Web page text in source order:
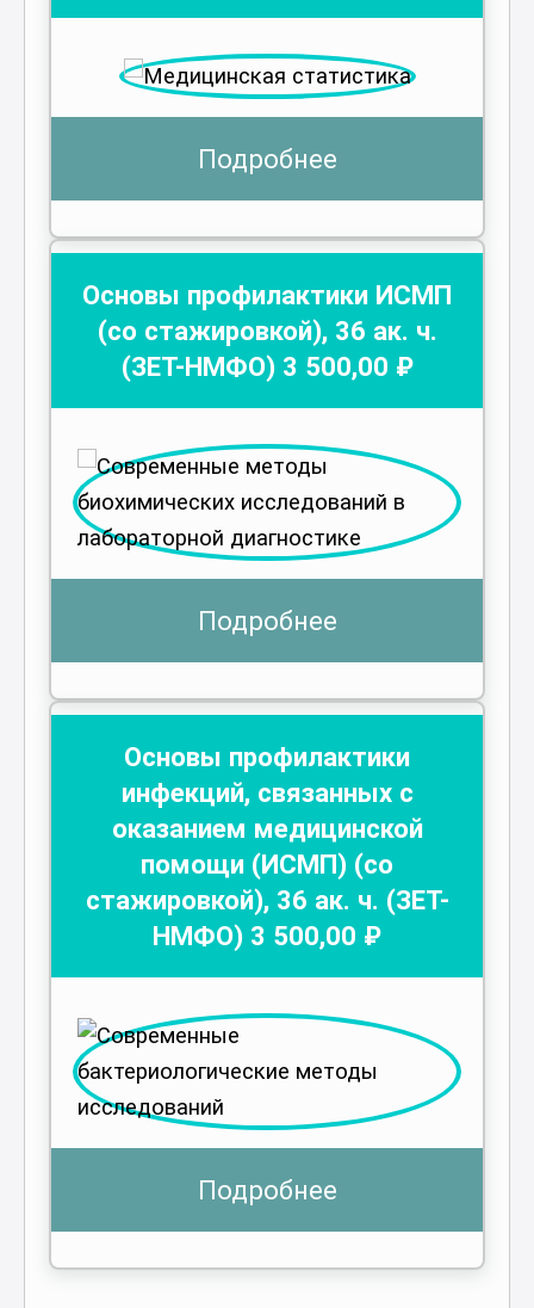
Подробнее
Основы профилактики ИСМП
(со стажировкой), 36 ак. ч.
(ЗЕТ-НМФО) 3 500,00 ₽
Подробнее
Основы профилактики
инфекций, связанных с
оказанием медицинской
помощи (ИСМП) (со
стажировкой), 36 ак. ч. (ЗЕТ-
НМФО) 3 500,00 ₽
Подробнее